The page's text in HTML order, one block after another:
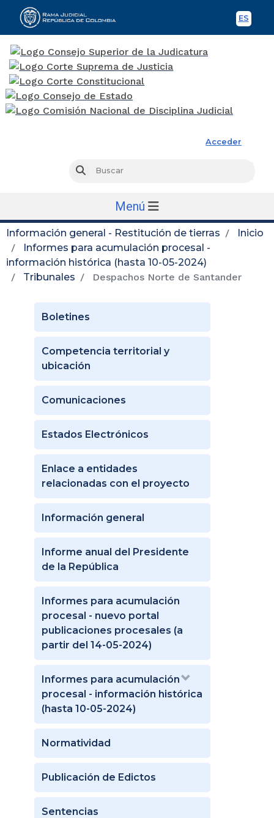
ES
Acceder
Buscar
Menú
Información general - Restitución de tierras
Inicio
Informes para acumulación procesal -
información histórica (hasta 10-05-2024)
Tribunales
Despachos Norte de Santander
Boletines
Competencia territorial y
ubicación
Comunicaciones
Estados Electrónicos
Enlace a entidades
relacionadas con el proyecto
Información general
Informe anual del Presidente
de la República
Informes para acumulación
procesal - nuevo portal
publicaciones procesales (a
partir del 14-05-2024)
Informes para acumulación
procesal - información histórica
(hasta 10-05-2024)
Normatividad
Publicación de Edictos
Sentencias